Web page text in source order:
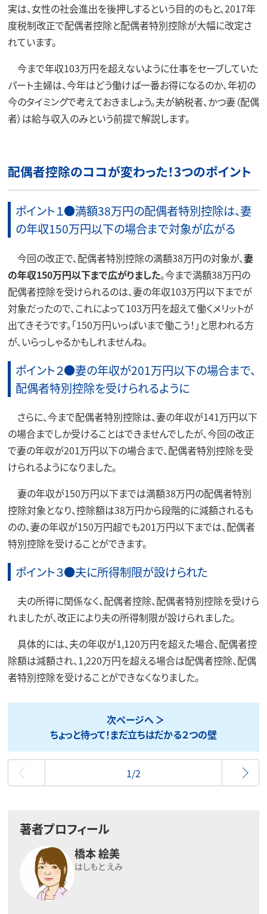
実は、女性の社会進出を後押しするという目的のもと、2017年
度税制改正で配偶者控除と配偶者特別控除が大幅に改定さ
れています。
今まで年収103万円を超えないように仕事をセーブしていた
パート主婦は、今年はどう働けば一番お得になるのか、年初の
今のタイミングで考えておきましょう。夫が納税者、かつ妻（配偶
者）は給与収入のみという前提で解説します。
配偶者控除のココが変わった！3つのポイント
ポイント１●満額38万円の配偶者特別控除は、妻
の年収150万円以下の場合まで対象が広がる
今回の改正で、配偶者特別控除の満額38万円の対象が、妻
の年収150万円以下まで広がりました。今まで満額38万円の
配偶者控除を受けられるのは、妻の年収103万円以下までが
対象だったので、これによって103万円を超えて働くメリットが
出てきそうです。「150万円いっぱいまで働こう！」と思われる方
が、いらっしゃるかもしれませんね。
ポイント２●妻の年収が201万円以下の場合まで、
配偶者特別控除を受けられるように
さらに、今まで配偶者特別控除は、妻の年収が141万円以下
の場合までしか受けることはできませんでしたが、今回の改正
で妻の年収が201万円以下の場合まで、配偶者特別控除を受
けられるようになりました。
妻の年収が150万円以下までは満額38万円の配偶者特別
控除対象となり、控除額は38万円から段階的に減額されるも
のの、妻の年収が150万円超でも201万円以下までは、配偶者
特別控除を受けることができます。
ポイント３●夫に所得制限が設けられた
夫の所得に関係なく、配偶者控除、配偶者特別控除を受けら
れましたが、改正により夫の所得制限が設けられました。
具体的には、夫の年収が1,120万円を超えた場合、配偶者控
除額は減額され、1,220万円を超える場合は配偶者控除、配偶
者特別控除を受けることができなくなりました。
次ページへ
ちょっと待って！まだ立ちはだかる２つの壁
最初
1/2
著者プロフィール
橋本 絵美
はしもと えみ